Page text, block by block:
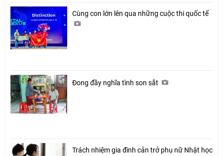
Cùng con lớn lên qua những cuộc thi quốc tế
Đong đầy nghĩa tình son sắt
Trách nhiệm gia đình cản trở phụ nữ Nhật học